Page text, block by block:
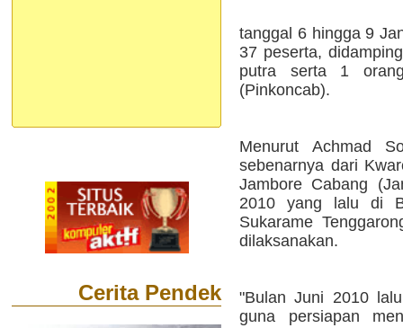
Cerita Pendek
tanggal 6 hingga 9
37 peserta,
putra serta 1
(Pinkoncab).
Menurut Achmad
sebenarnya dari
Jambore Cabang
2010 yang lalu di
Sukarame
dilaksanakan.
"Bulan Juni 2010
guna persiapan